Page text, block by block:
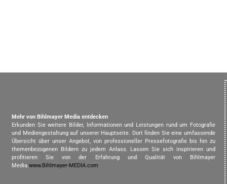
Mehr von Bihlmayer Media entdecken
Erkunden Sie weitere Bilder, Informationen und Leistungen rund um Fotografie
und Mediengestaltung auf unserer Hauptseite. Dort finden Sie eine umfassende
Übersicht über unser Angebot, von professioneller Pressefotografie bis hin zu
themenbezogenen Bildern zu jedem Anlass. Lassen Sie sich inspirieren und
profitieren Sie von der Erfahrung und Qualität von Bihlmayer
Media.www.Bihlmayer-MEDIA.com